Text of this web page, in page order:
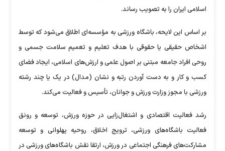
اسلامی ایران را به تصویب رساند.
بر اساس این لایحه، باشگاه ورزشی به مؤسسه‌ای اطلاق می‌شود که توسط
اشخاص حقیقی یا حقوقی با هدف تعلیم و تعمیم سلامت جسمی و
روحی افراد جامعه مبتنی بر اصول علمی و ارزش‌های اسلامی‌، ایجاد فضای
کسب و کار و به دست آوردن رتبه و نشان (مدال) در یک یا چند رشته
ورزشی با مجوز وزارت ورزش و جوانان، تأسیس و فعالیت می‌کند.
رشد فعالیت اقتصادی و اشتغال‌زایی در حوزه ورزش، توسعه و رونق
فعالیت باشگاه‌های ورزشی، ترویج اخلاق، روحیه پهلوانی و توسعه
مشارکت‌های فرهنگی اجتماعی در ورزش، ارتقا نقش باشگاه‌های ورزشی در